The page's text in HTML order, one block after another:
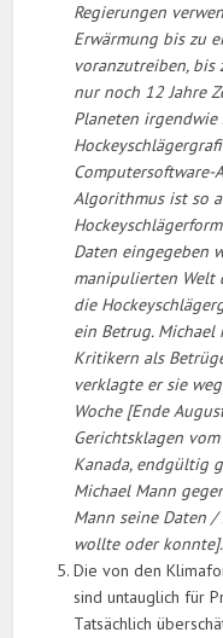
Regierungen
Erwärmung bis zu
voranzutreiben, bis
nur noch 12 Jahre
Planeten
Algorithmus ist so
Daten eingegeben
manipulierten Welt
die
ein Betrug. Michael
Kritikern als
verklagte er sie
Woche [Ende
Gerichtsklagen
Kanada, endgültig
Michael Mann
Mann seine Daten
wollte oder konnte].
Die von den
sind untauglich für
Tatsächlich